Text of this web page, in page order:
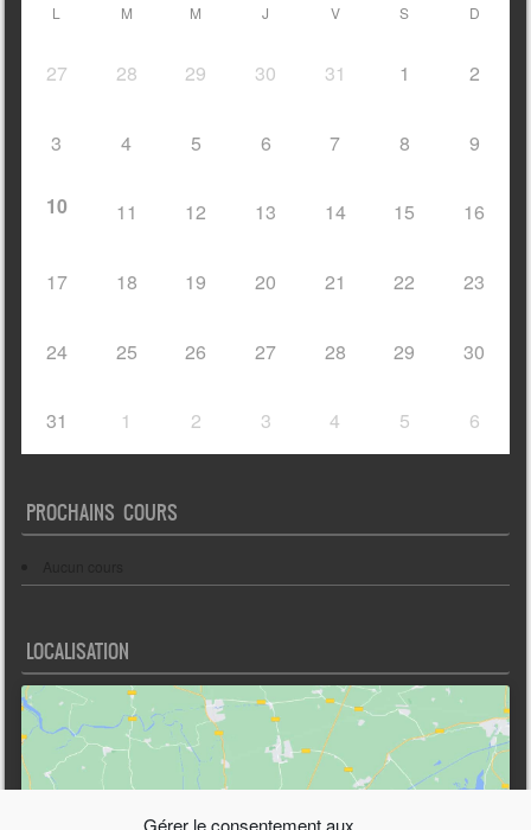
Gérer le consentement aux
L M M J V S D
27 28 29 30 31 1 2
3 4 5 6 7 8 9
10 11 12 13 14 15 16
17 18 19 20 21 22 23
24 25 26 27 28 29 30
31 1 2 3 4 5 6
PROCHAINS COURS
LOCALISATION